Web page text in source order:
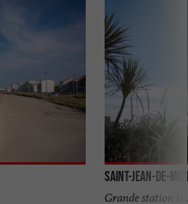
Saint-Jean-de-
Grande station